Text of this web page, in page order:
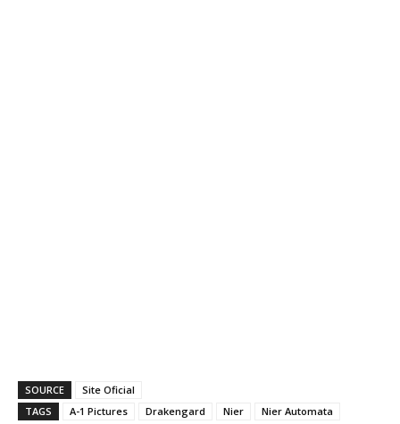
SOURCE
Site Oficial
TAGS
A-1 Pictures Drakengard Nier Nier Automata